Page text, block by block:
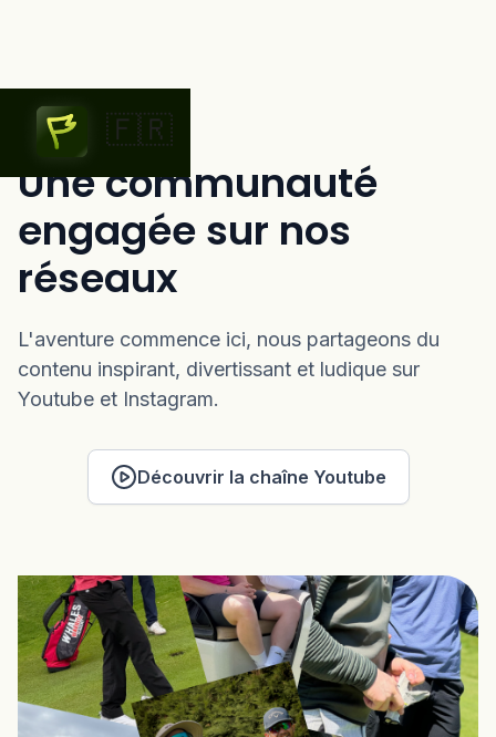
🇫🇷
Une communauté
engagée sur nos
réseaux
L'aventure commence ici, nous partageons du
contenu inspirant, divertissant et ludique sur
Youtube et Instagram.
Découvrir la chaîne Youtube